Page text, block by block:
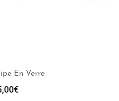
AU PANIER
En Verre
€